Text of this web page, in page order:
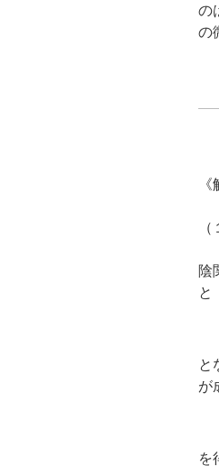
の
の
（
陰
と
と
が
を